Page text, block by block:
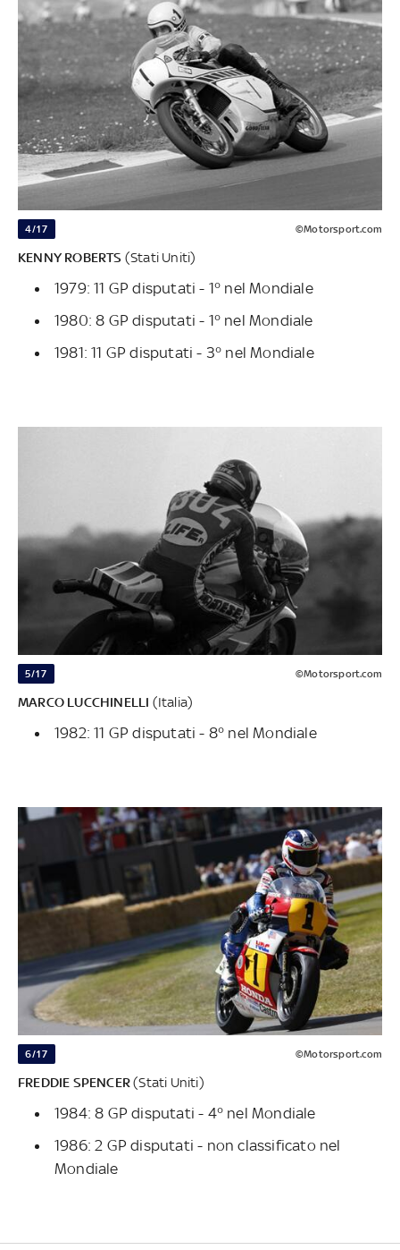
4/17 ©Motorsport.com
KENNY ROBERTS (Stati Uniti)
1979: 11 GP disputati - 1° nel Mondiale
1980: 8 GP disputati - 1° nel Mondiale
1981: 11 GP disputati - 3° nel Mondiale
5/17 ©Motorsport.com
MARCO LUCCHINELLI (Italia)
1982: 11 GP disputati - 8° nel Mondiale
6/17 ©Motorsport.com
FREDDIE SPENCER(Stati Uniti)
1984: 8 GP disputati - 4° nel Mondiale
1986: 2 GP disputati - non classificato nel
Mondiale